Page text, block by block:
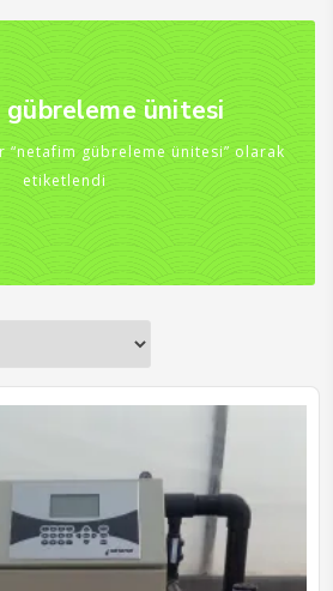
ünitesi
“netafim gübreleme ünitesi” olarak
etiketlendi